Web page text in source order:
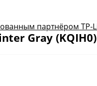
Gray (KQIH0)